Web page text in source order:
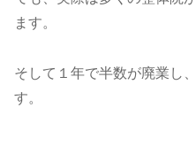
ます。
そして１年で半数が廃業し
す。